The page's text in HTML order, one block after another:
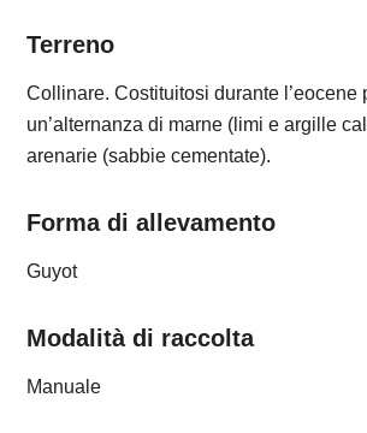
Terreno
Collinare. Costituitosi durante l’eocene
un’alternanza di marne (limi e argille
arenarie (sabbie cementate).
Forma di allevamento
Guyot
Modalità di raccolta
Manuale